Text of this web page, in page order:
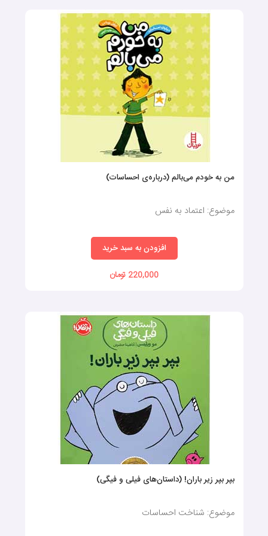
دارید، به محتوای آن دقت داشته باشید تا بتوانید کلمات و جملات
جدید و کاربردی به فرزندتان آموزش دهید. در این بخش از سایت
ماهونی، انواع کتاب‌های قصه برای سنین خردسال ارائه شده تا شما
بتوانید بدون دغدغه کتاب موردنظرتان را سفارش دهید.
خرید کتاب داستان ارزان
کتاب‌های کودکان را می‌توان در همه‌جا از کتابخانه‌ها و کتاب‌فروشی‌ها
گرفته تا فروشگاه‌های آنلاین کتاب در اشکال و اندازه‌های مختلف
مفیدی برای این رده سنی داشته باشد، بسیار مهم است.
به‌همین‌دلیل، اگر به‌عنوان والدین تصمیم دارید کتاب‌های مناسبی
برای فرزندتان تهیه کنید، علاوه‌بر قیمت آن بهتر است به درون‌مایه
کتاب نیز توجه داشته باشید. در همین صفحه از سایت ماهونی،
ویژگی‌های یک کتاب داستان خوب
به‌طورکلی، کتاب‌های کودکان در اشکال و اندازه‌های مختلفی به بازار
عرضه می‌شوند که ازنظر لحن محتوا، طرح جلد، سطح واژگان و ...
نیز متفاوت هستند؛ به‌همین‌دلیل، تشخیص این‌که چه نوع کتاب‌هایی
برای کودکان خوب هستند و چه کتاب‌هایی نیستند، ممکن است
دشوار باشد. بااین‌وجود، کتاب‌های خوب کودکان به‌طور معمول دارای
می‌کند. در ادامه، برخی از ویژگی‌های یک کتاب خوب برای کودکان
من به خودم می‌بالم (درباره‌ی احساسات)
موضوع: اعتماد به نفس
افزودن به سبد خرید
220,000 تومان
بپر بپر زیر باران! (داستان‌های فیلی و فیگی)
موضوع: شناخت احساسات